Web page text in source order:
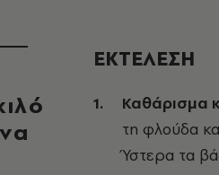
ΕΚΤΕΛΕΣΗ
Καθάρισμα
τη φλούδα
Ύστερα τα